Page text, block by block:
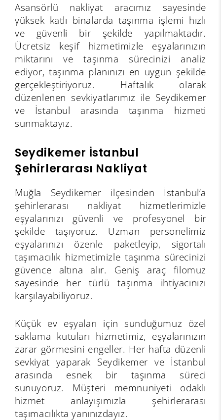
Asansörlü nakliyat aracımız sayesinde
yüksek katlı binalarda taşınma işlemi hızlı
ve güvenli bir şekilde yapılmaktadır.
Ücretsiz keşif hizmetimizle eşyalarınızın
miktarını ve taşınma sürecinizi analiz
ediyor, taşınma planınızı en uygun şekilde
gerçekleştiriyoruz. Haftalık olarak
düzenlenen sevkiyatlarımız ile Seydikemer
ve İstanbul arasında taşınma hizmeti
sunmaktayız.
Seydikemer İstanbul
Şehirlerarası Nakliyat
Muğla Seydikemer ilçesinden İstanbul’a
şehirlerarası nakliyat hizmetlerimizle
eşyalarınızı güvenli ve profesyonel bir
şekilde taşıyoruz. Uzman personelimiz
eşyalarınızı özenle paketleyip, sigortalı
taşımacılık hizmetimizle taşınma sürecinizi
güvence altına alır. Geniş araç filomuz
sayesinde her türlü taşınma ihtiyacınızı
karşılayabiliyoruz.
Küçük ev eşyaları için sunduğumuz özel
saklama kutuları hizmetimiz, eşyalarınızın
zarar görmesini engeller. Her hafta düzenli
sevkiyat yaparak Seydikemer ve İstanbul
arasında esnek bir taşınma süreci
sunuyoruz. Müşteri memnuniyeti odaklı
hizmet anlayışımızla şehirlerarası
taşımacılıkta yanınızdayız.